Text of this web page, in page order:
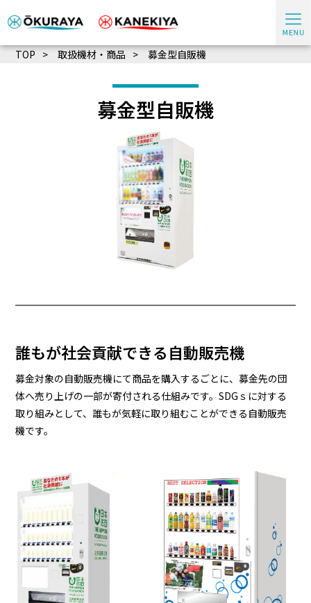
TOP 取扱機材・商品 募金型自販機
募金型自販機
誰もが社会貢献できる自動販売機
募金対象の自動販売機にて商品を購入するごとに、募金先の団
体へ売り上げの一部が寄付される仕組みです。SDGｓに対する
取り組みとして、誰もが気軽に取り組むことができる自動販売
機です。